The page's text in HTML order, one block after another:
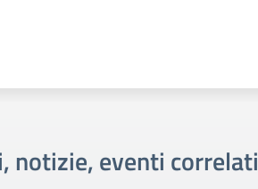
notizie, eventi correlati